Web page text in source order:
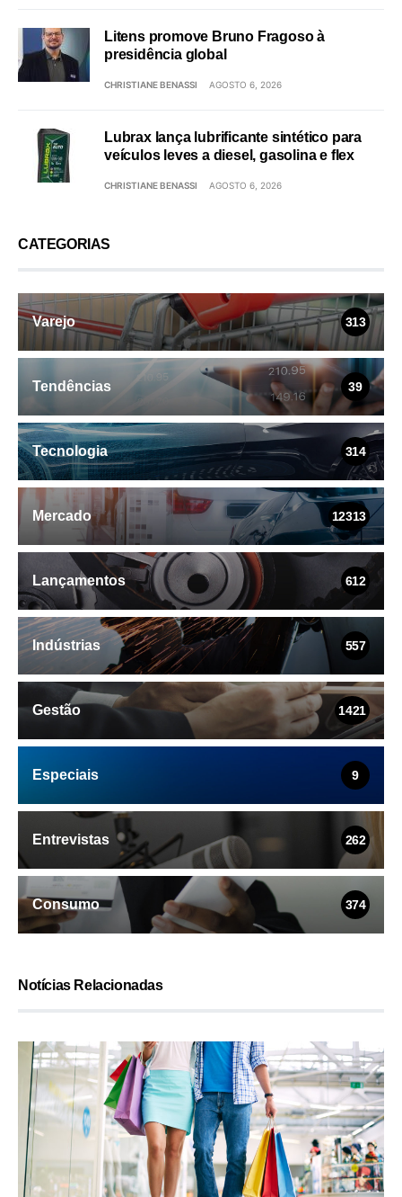
Litens promove Bruno Fragoso à
presidência global
CHRISTIANE BENASSI AGOSTO 6, 2026
Lubrax lança lubrificante sintético para
veículos leves a diesel, gasolina e flex
CHRISTIANE BENASSI AGOSTO 6, 2026
CATEGORIAS
Varejo 313
Tendências 39
Tecnologia 314
Mercado 12313
Lançamentos 612
Indústrias 557
Gestão 1421
Especiais 9
Entrevistas 262
Consumo 374
Notícias Relacionadas